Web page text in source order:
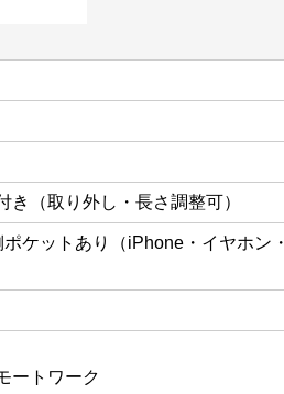
（取り外し・長さ調整可）
ケットあり（iPhone・イヤホン・
ートワーク